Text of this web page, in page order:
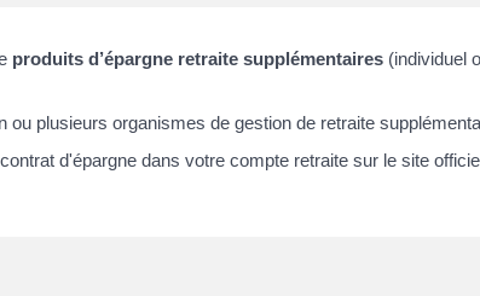
produits d’épargne retraite supplémentaires(individuel
plusieurs organismes de gestion de retraite
d'épargne dans votre compte retraite sur le site